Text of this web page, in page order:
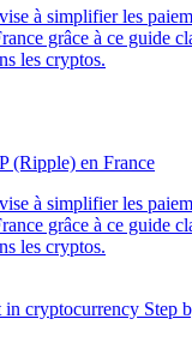
à simplifier les
grâce à ce guide
les cryptos.
(Ripple) en France
à simplifier les
grâce à ce guide
les cryptos.